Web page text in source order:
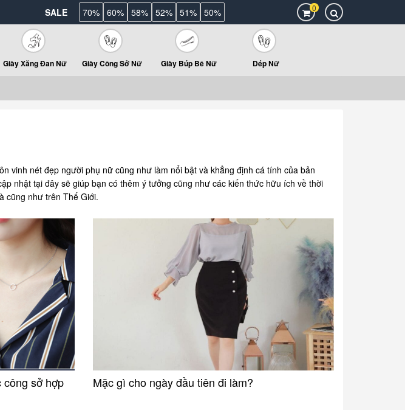
SALE 70% 60% 58% 52% 51% 50% 0
Giày Xăng Đan Nữ Giày Công Sở Nữ Giày Búp Bê Nữ Dép Nữ
vinh nét đẹp người phụ nữ cũng như làm nổi bật và khẳng định cá tính của bản
nhật tại đây sẽ giúp bạn có thêm ý tưởng cũng như các kiến thức hữu ích về thời
cũng như trên Thế Giới.
sở hợp Mặc gì cho ngày đầu tiên đi làm?